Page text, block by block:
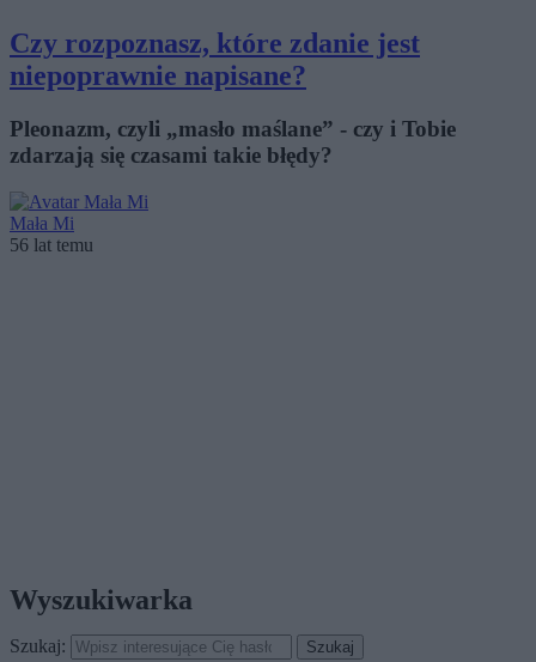
Czy rozpoznasz, które zdanie jest
niepoprawnie napisane?
Pleonazm, czyli „masło maślane” - czy i Tobie
zdarzają się czasami takie błędy?
Mała Mi
56 lat temu
Wyszukiwarka
Szukaj: